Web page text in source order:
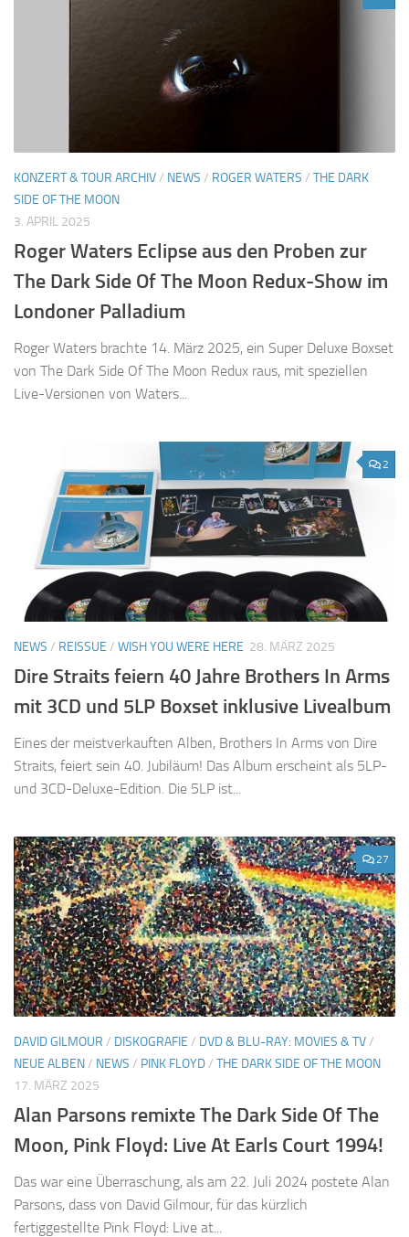
KONZERT & TOUR ARCHIV/ NEWS / ROGER WATERS / THE DARK
SIDE OF THE MOON
3. APRIL 2025
Roger Waters Eclipse aus den Proben zur
The Dark Side Of The Moon Redux-Show im
Londoner Palladium
Roger Waters brachte 14. März 2025, ein Super Deluxe Boxset
von The Dark Side Of The Moon Redux raus, mit speziellen
Live-Versionen von Waters...
2
NEWS / REISSUE / WISH YOU WERE HERE 28. MÄRZ 2025
Dire Straits feiern 40 Jahre Brothers In Arms
mit 3CD und 5LP Boxset inklusive Livealbum
Eines der meistverkauften Alben, Brothers In Arms von Dire
Straits, feiert sein 40. Jubiläum! Das Album erscheint als 5LP-
und 3CD-Deluxe-Edition. Die 5LP ist...
27
DAVID GILMOUR / DISKOGRAFIE / DVD & BLU-RAY: MOVIES & TV/
NEUE ALBEN/ NEWS / PINK FLOYD/ THE DARK SIDE OF THE MOON
17. MÄRZ 2025
Alan Parsons remixte The Dark Side Of The
Moon, Pink Floyd: Live At Earls Court 1994!
Das war eine Überraschung, als am 22. Juli 2024 postete Alan
Parsons, dass von David Gilmour, für das kürzlich
fertiggestellte Pink Floyd: Live at...